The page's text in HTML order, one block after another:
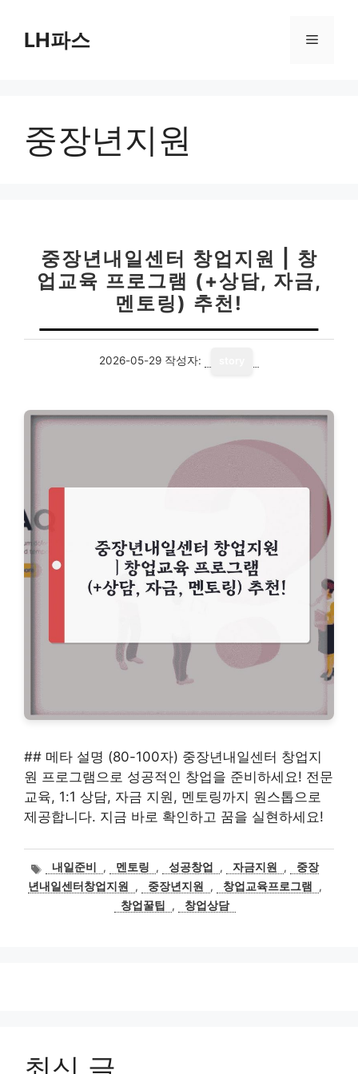
LH파스 메
중장년지원
중장년내일센터 창업지원 | 창
업교육 프로그램 (+상담, 자금,
멘토링) 추천!
2026-05-29 작성자:
## 메타 설명 (80-100자) 중장년내일센터 창업지
원 프로그램으로 성공적인 창업을 준비하세요! 전문
교육, 1:1 상담, 자금 지원, 멘토링까지 원스톱으로
제공합니다. 지금 바로 확인하고 꿈을 실현하세요!
태
그
내일준비 , 멘토링 , 성공창업 , 자금지원 ,
중장
년내일센터창업지원
, 중장년지원 , 창업교육프로그램
,
창업꿀팁
, 창업상담